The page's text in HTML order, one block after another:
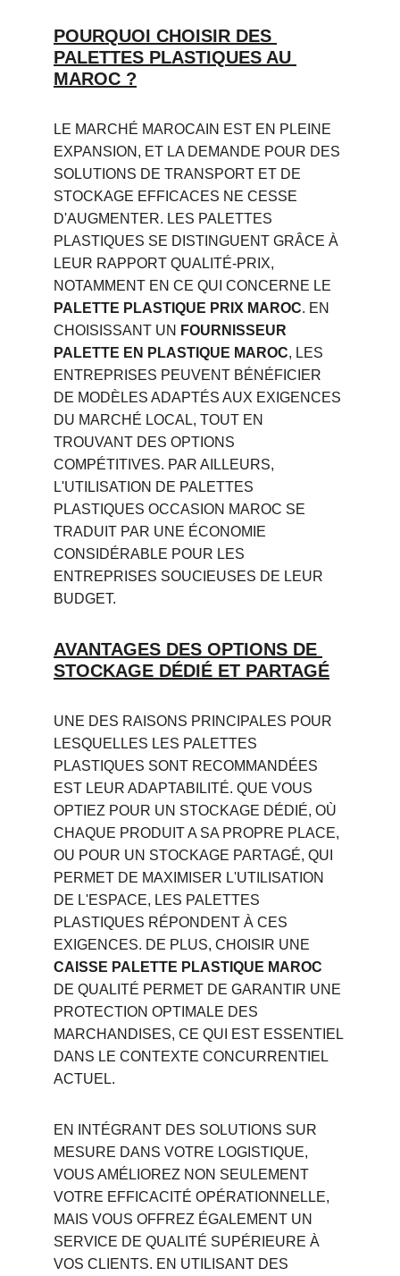
POURQUOI CHOISIR DES
PALETTES PLASTIQUES AU
MAROC ?
LE MARCHÉ MAROCAIN EST EN PLEINE
EXPANSION, ET LA DEMANDE POUR DES
SOLUTIONS DE TRANSPORT ET DE
STOCKAGE EFFICACES NE CESSE
D'AUGMENTER. LES PALETTES
PLASTIQUES SE DISTINGUENT GRÂCE À
LEUR RAPPORT QUALITÉ-PRIX,
NOTAMMENT EN CE QUI CONCERNE LE
PALETTE PLASTIQUE PRIX MAROC. EN
CHOISISSANT UN FOURNISSEUR
PALETTE EN PLASTIQUE MAROC, LES
ENTREPRISES PEUVENT BÉNÉFICIER
DE MODÈLES ADAPTÉS AUX EXIGENCES
DU MARCHÉ LOCAL, TOUT EN
TROUVANT DES OPTIONS
COMPÉTITIVES. PAR AILLEURS,
L'UTILISATION DE PALETTES
PLASTIQUES OCCASION MAROC SE
TRADUIT PAR UNE ÉCONOMIE
CONSIDÉRABLE POUR LES
ENTREPRISES SOUCIEUSES DE LEUR
BUDGET.
AVANTAGES DES OPTIONS DE
STOCKAGE DÉDIÉ ET PARTAGÉ
UNE DES RAISONS PRINCIPALES POUR
LESQUELLES LES PALETTES
PLASTIQUES SONT RECOMMANDÉES
EST LEUR ADAPTABILITÉ. QUE VOUS
OPTIEZ POUR UN STOCKAGE DÉDIÉ, OÙ
CHAQUE PRODUIT A SA PROPRE PLACE,
OU POUR UN STOCKAGE PARTAGÉ, QUI
PERMET DE MAXIMISER L'UTILISATION
DE L'ESPACE, LES PALETTES
PLASTIQUES RÉPONDENT À CES
EXIGENCES. DE PLUS, CHOISIR UNE
CAISSE PALETTE PLASTIQUE MAROC
DE QUALITÉ PERMET DE GARANTIR UNE
PROTECTION OPTIMALE DES
MARCHANDISES, CE QUI EST ESSENTIEL
DANS LE CONTEXTE CONCURRENTIEL
ACTUEL.
EN INTÉGRANT DES SOLUTIONS SUR
MESURE DANS VOTRE LOGISTIQUE,
VOUS AMÉLIOREZ NON SEULEMENT
VOTRE EFFICACITÉ OPÉRATIONNELLE,
MAIS VOUS OFFREZ ÉGALEMENT UN
SERVICE DE QUALITÉ SUPÉRIEURE À
VOS CLIENTS. EN UTILISANT DES